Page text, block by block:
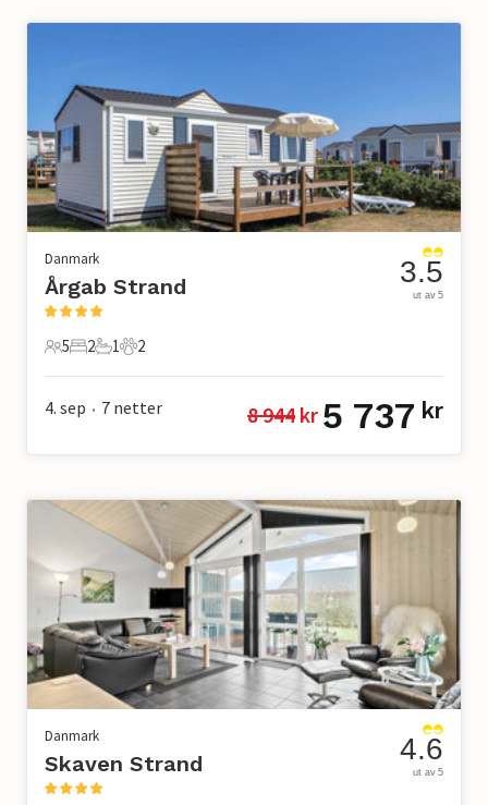
Danmark
Årgab Strand
5 Gjester
5
2 Soverom
2
1 Bad
1
2 Kjæledyr
2
3.5
ut av 5
4. sep • 7 netter 8 944 kr 5 737 kr
Danmark
Skaven Strand 4.6
ut av 5